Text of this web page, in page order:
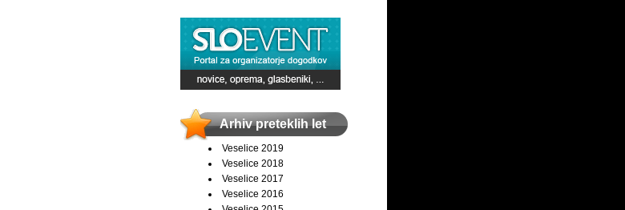
Arhiv preteklih let
Veselice 2019
Veselice 2018
Veselice 2017
Veselice 2016